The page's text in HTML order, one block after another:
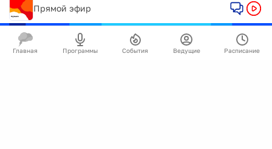
Прямой эфир
Главная Программы События Ведущие Расписание